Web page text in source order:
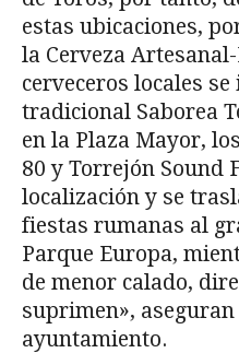
estas ubicaciones,
la Cerveza
cerveceros locales
tradicional Saborea
en la Plaza Mayor,
80 y Torrejón Sound
localización y se
fiestas rumanas al
Parque Europa,
de menor calado,
suprimen», aseguran
ayuntamiento.